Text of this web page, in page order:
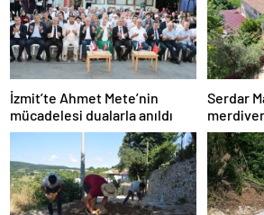
İzmit’te Ahmet Mete’nin
mücadelesi dualarla anıldı
Serdar